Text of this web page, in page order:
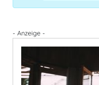
- Anzeige -